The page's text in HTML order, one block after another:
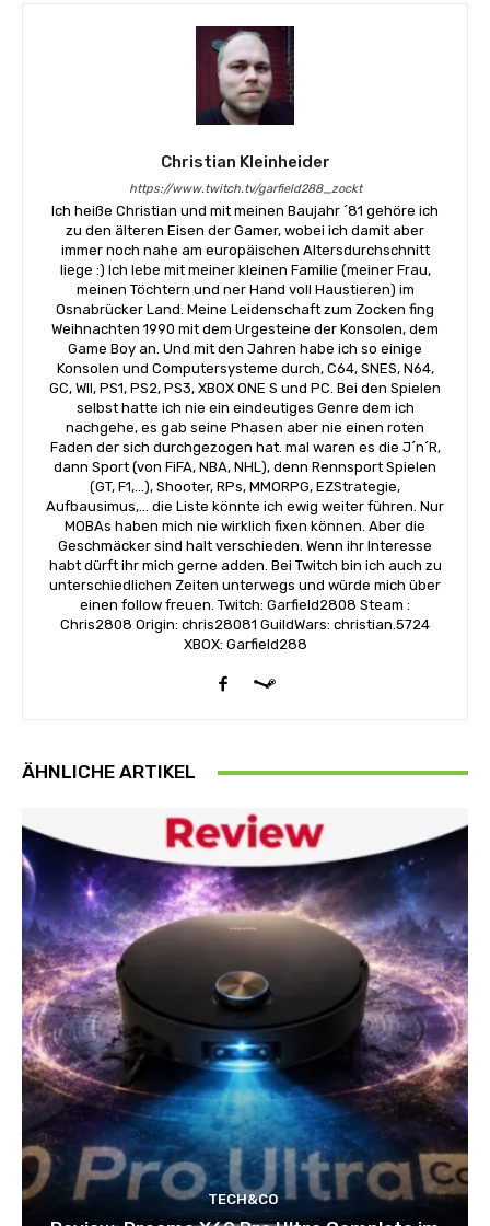
Christian Kleinheider
https://www.twitch.tv/garfield288_zockt
Ich heiße Christian und mit meinen Baujahr ´81 gehöre ich
zu den älteren Eisen der Gamer, wobei ich damit aber
immer noch nahe am europäischen Altersdurchschnitt
liege :) Ich lebe mit meiner kleinen Familie (meiner Frau,
meinen Töchtern und ner Hand voll Haustieren) im
Osnabrücker Land. Meine Leidenschaft zum Zocken fing
Weihnachten 1990 mit dem Urgesteine der Konsolen, dem
Game Boy an. Und mit den Jahren habe ich so einige
Konsolen und Computersysteme durch, C64, SNES, N64,
GC, WII, PS1, PS2, PS3, XBOX ONE S und PC. Bei den Spielen
selbst hatte ich nie ein eindeutiges Genre dem ich
nachgehe, es gab seine Phasen aber nie einen roten
Faden der sich durchgezogen hat. mal waren es die J´n´R,
dann Sport (von FiFA, NBA, NHL), denn Rennsport Spielen
(GT, F1,...), Shooter, RPs, MMORPG, EZStrategie,
Aufbausimus,... die Liste könnte ich ewig weiter führen. Nur
MOBAs haben mich nie wirklich fixen können. Aber die
Geschmäcker sind halt verschieden. Wenn ihr Interesse
habt dürft ihr mich gerne adden. Bei Twitch bin ich auch zu
unterschiedlichen Zeiten unterwegs und würde mich über
einen follow freuen. Twitch: Garfield2808 Steam :
Chris2808 Origin: chris28081 GuildWars: christian.5724
XBOX: Garfield288
ÄHNLICHE ARTIKEL
TECH&CO